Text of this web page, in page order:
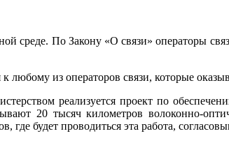
среде. По Закону «О связи» операторы
любому из операторов связи, которые
реализуется проект по
20 тысяч километров волоконно-
будет проводиться эта работа,